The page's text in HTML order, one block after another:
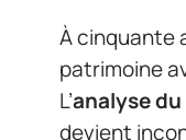
À cinquante
patrimoine
L’analyse
devient